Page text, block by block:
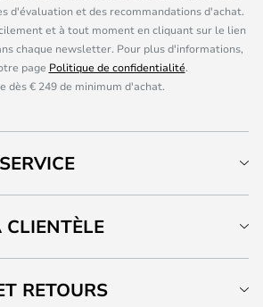
d'évaluation et des recommandations d'achat.
et à tout moment en cliquant sur le lien
chaque newsletter. Pour plus d'informations,
page Politique de confidentialité.
dès € 249 de minimum d'achat.
CLIENTÈLE
RETOURS